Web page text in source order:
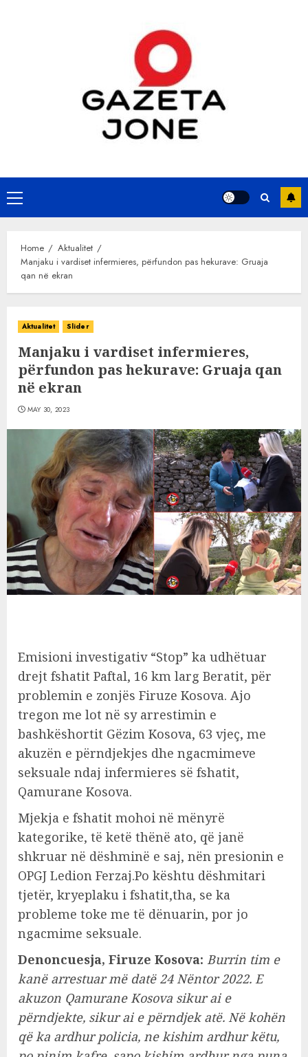
Primary
Menu
Home
Aktualitet
Manjaku i vardiset infermieres, përfundon pas hekurave: Gruaja
qan në ekran
Aktualitet Slider
Manjaku i vardiset infermieres,
përfundon pas hekurave: Gruaja qan
në ekran
MAY 30, 2023
Emisioni investigativ “Stop” ka udhëtuar
drejt fshatit Paftal, 16 km larg Beratit, për
problemin e zonjës Firuze Kosova. Ajo
tregon me lot në sy arrestimin e
bashkëshortit Gëzim Kosova, 63 vjeç, me
akuzën e përndjekjes dhe ngacmimeve
seksuale ndaj infermieres së fshatit,
Qamurane Kosova.
Mjekja e fshatit mohoi në mënyrë
kategorike, të ketë thënë ato, që janë
shkruar në dëshminë e saj, nën presionin e
OPGJ Ledion Ferzaj.Po kështu dëshmitari
tjetër, kryeplaku i fshatit,tha, se ka
probleme toke me të dënuarin, por jo
ngacmime seksuale.
Denoncuesja, Firuze Kosova: Burrin tim e
kanë arrestuar më datë 24 Nëntor 2022. E
akuzon Qamurane Kosova sikur ai e
përndjekte, sikur ai e përndjek atë. Në kohën
që ka ardhur policia, ne kishim ardhur këtu,